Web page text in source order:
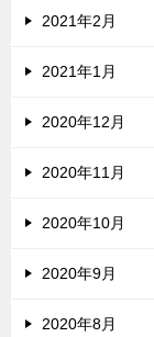
2021年2月
2021年1月
2020年12月
2020年11月
2020年10月
2020年9月
2020年8月